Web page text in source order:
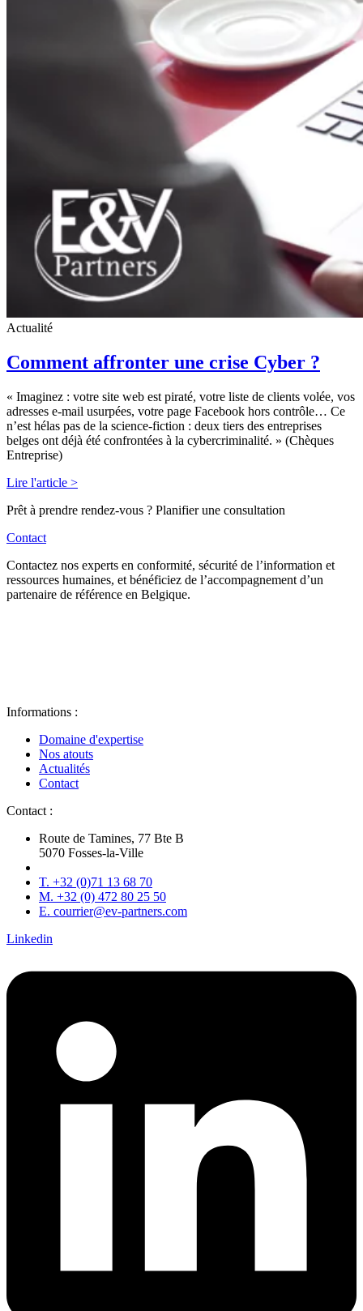
Actualité
Comment affronter une crise Cyber ?
« Imaginez : votre site web est piraté, votre liste de clients volée, vos
adresses e-mail usurpées, votre page Facebook hors contrôle… Ce
n’est hélas pas de la science-fiction : deux tiers des entreprises
belges ont déjà été confrontées à la cybercriminalité. » (Chèques
Entreprise)
Lire l'article >
Prêt à prendre rendez-vous ? Planifier une consultation
Contact
Contactez nos experts en conformité, sécurité de l’information et
ressources humaines, et bénéficiez de l’accompagnement d’un
partenaire de référence en Belgique.
Informations :
Domaine d'expertise
Nos atouts
Actualités
Contact
Contact :
Route de Tamines, 77 Bte B
5070 Fosses-la-Ville
T. +32 (0)71 13 68 70
M. +32 (0) 472 80 25 50
E. courrier@ev-partners.com
Linkedin